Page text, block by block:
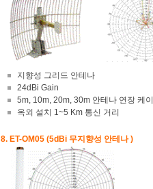
지향성 그리드 안테나
24dBi Gain
5m, 10m, 20m, 30m 안테나 연장 케
옥외 설치 1~5 Km 통신 거리
8. ET-OM05 (5dBi 무지향성 안테나 )